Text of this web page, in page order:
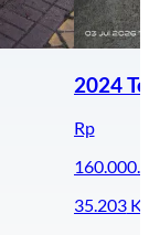
2024
Rp
35.203